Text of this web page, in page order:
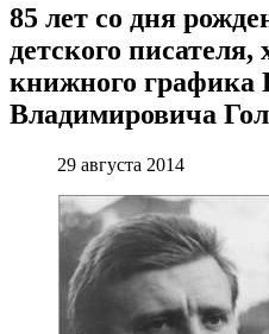
85 лет со дня
детского писателя,
книжного графика
Владимировича
29 августа 2014